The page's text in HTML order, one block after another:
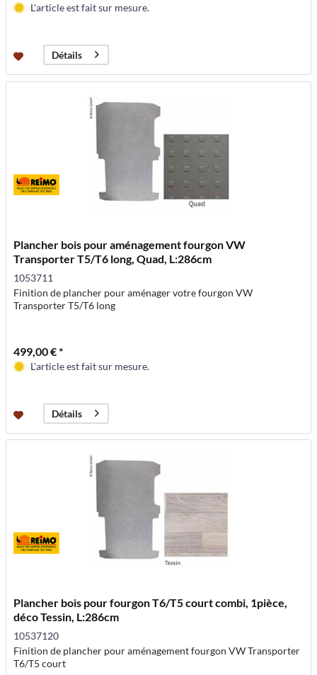
L'article est fait sur mesure.
Détails
Plancher bois pour aménagement fourgon VW
Transporter T5/T6 long, Quad, L:286cm
1053711
Finition de plancher pour aménager votre fourgon VW
Transporter T5/T6 long
499,00 € *
L'article est fait sur mesure.
Détails
Plancher bois pour fourgon T6/T5 court combi, 1pièce,
déco Tessin, L:286cm
10537120
Finition de plancher pour aménagement fourgon VW Transporter
T6/T5 court